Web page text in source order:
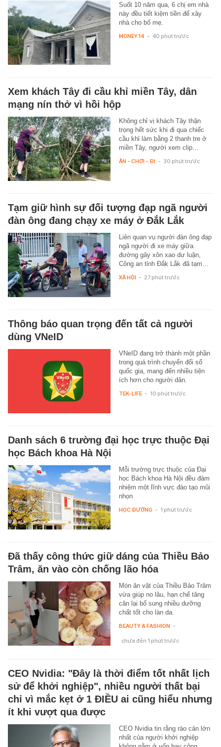
Suốt 10 năm qua, 6 chị em nhà
này đều tiết kiệm tiền để xây
nhà cho bố mẹ.
MONEY.14 - 40 phút trước
Xem khách Tây đi cầu khỉ miền Tây, dân
mạng nín thở vì hồi hộp
Không chỉ vị khách Tây thận
trọng hết sức khi đi qua chiếc
cầu khỉ làm bằng 2 thanh tre ở
miền Tây, người xem clip…
ĂN - CHƠI - ĐI - 30 phút trước
Tạm giữ hình sự đối tượng đạp ngã người
đàn ông đang chạy xe máy ở Đắk Lắk
Liên quan vụ người đàn ông đạp
ngã người đi xe máy giữa
đường gây xôn xao dư luận,
Công an tỉnh Đắk Lắk đã tạm…
XÃ HỘI - 27 phút trước
Thông báo quan trọng đến tất cả người
dùng VNeID
VNeID đang trở thành một phần
trong quá trình chuyển đổi số
quốc gia, mang đến nhiều tiện
ích hơn cho người dân.
TEK-LIFE - 10 phút trước
Danh sách 6 trường đại học trực thuộc Đại
học Bách khoa Hà Nội
Mỗi trường trực thuộc của Đại
học Bách khoa Hà Nội đều đảm
nhiệm một lĩnh vực đào tạo mũi
nhọn
HỌC ĐƯỜNG - 1 phút trước
Đã thấy công thức giữ dáng của Thiều Bảo
Trâm, ăn vào còn chống lão hóa
Món ăn vặt của Thiều Bảo Trâm
vừa giúp no lâu, hạn chế tăng
cân lại bổ sung nhiều dưỡng
chất tốt cho làn da.
BEAUTY & FASHION -
chưa đến 1 phút trước
CEO Nvidia: "Đây là thời điểm tốt nhất lịch
sử để khởi nghiệp", nhiều người thất bại
chỉ vì mắc kẹt ở 1 ĐIỀU ai cũng hiểu nhưng
ít khi vượt qua được
CEO Nvidia tin rằng rào cản lớn
nhất của người khởi nghiệp